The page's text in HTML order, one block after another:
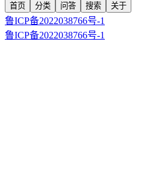
首页 分类 问答 搜索 关于
鲁ICP备2022038766号-1
鲁ICP备2022038766号-1